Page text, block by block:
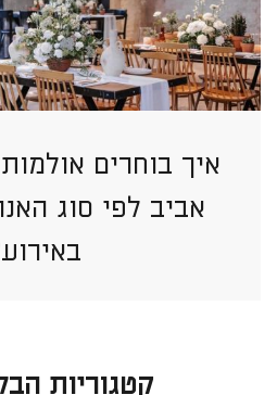
איך בוחרים
אביב לפי סוג
קטגוריות